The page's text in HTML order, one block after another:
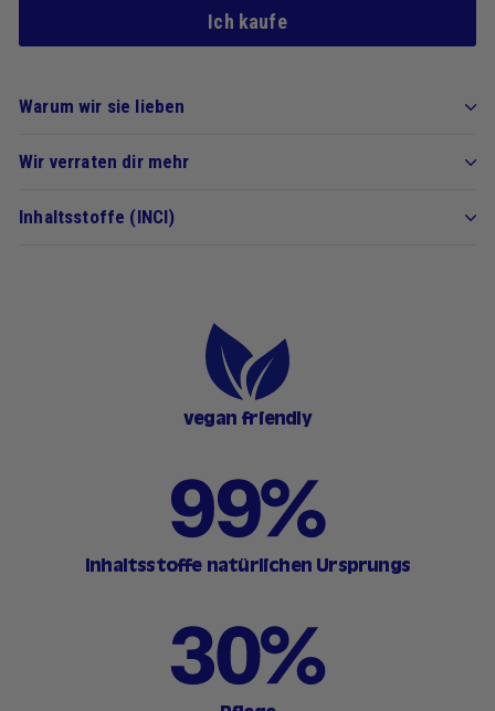
Ich kaufe
Warum wir sie lieben
Wir verraten dir mehr
Inhaltsstoffe (INCI)
vegan friendly
Inhaltsstoffe natürlichen Ursprungs